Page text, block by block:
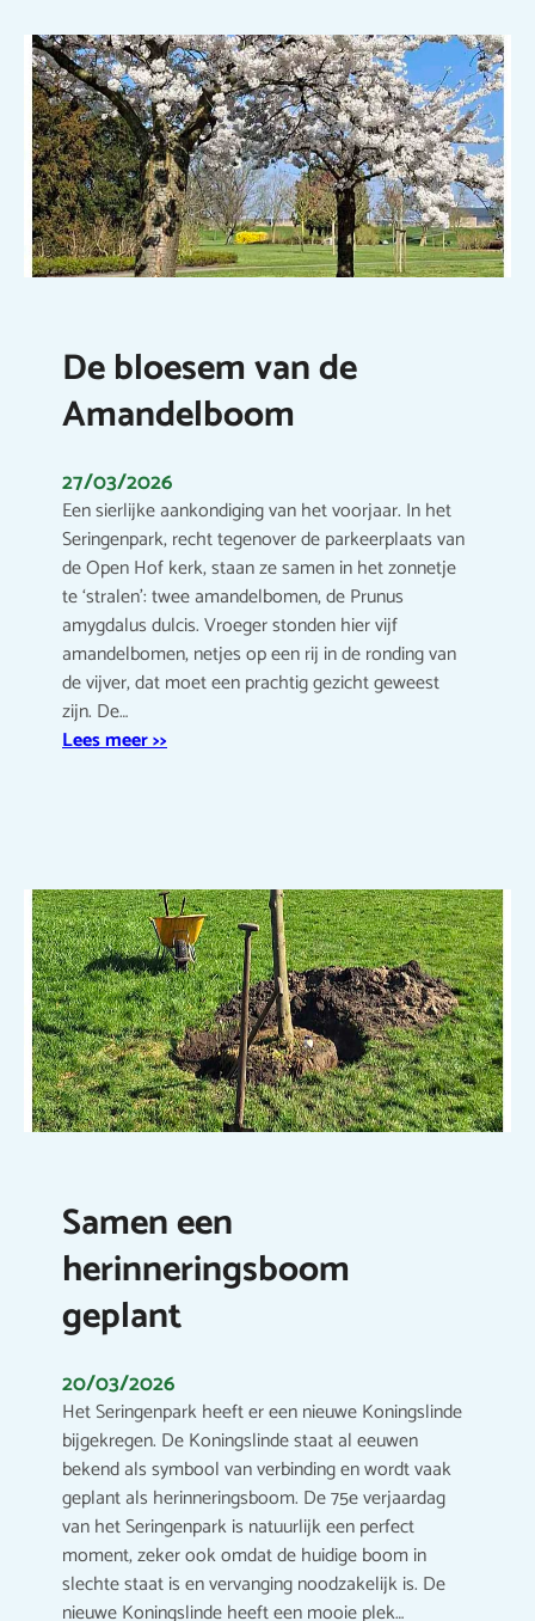
De bloesem van de
Amandelboom
27/03/2026
Een sierlijke aankondiging van het voorjaar. In het
Seringenpark, recht tegenover de parkeerplaats van
de Open Hof kerk, staan ze samen in het zonnetje
te ‘stralen’: twee amandelbomen, de Prunus
amygdalus dulcis. Vroeger stonden hier vijf
amandelbomen, netjes op een rij in de ronding van
de vijver, dat moet een prachtig gezicht geweest
zijn. De…
Lees meer >>
Samen een
herinneringsboom
geplant
20/03/2026
Het Seringenpark heeft er een nieuwe Koningslinde
bijgekregen. De Koningslinde staat al eeuwen
bekend als symbool van verbinding en wordt vaak
geplant als herinneringsboom. De 75e verjaardag
van het Seringenpark is natuurlijk een perfect
moment, zeker ook omdat de huidige boom in
slechte staat is en vervanging noodzakelijk is. De
nieuwe Koningslinde heeft een mooie plek…